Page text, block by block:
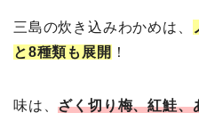
三島の炊き込みわかめは、
と8種類も展開 ！
味は、ざく切り梅、紅鮭、